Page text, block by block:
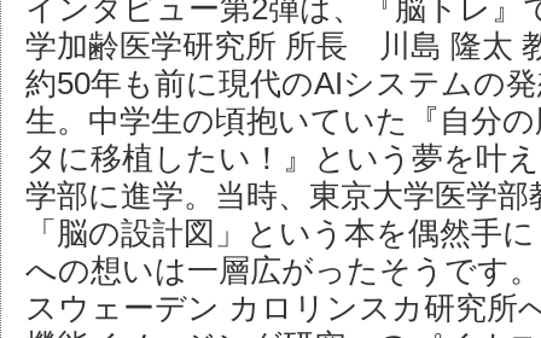
インタビュー第2弾は、『脳トレ』
学加齢医学研究所 所長 川島 隆太
約50年も前に現代のAIシステムの
生。中学生の頃抱いていた『自分
タに移植したい！』という夢を叶
学部に進学。当時、東京大学医学
「脳の設計図」という本を偶然手
への想いは一層広がったそうです
スウェーデン カロリンスカ研究所